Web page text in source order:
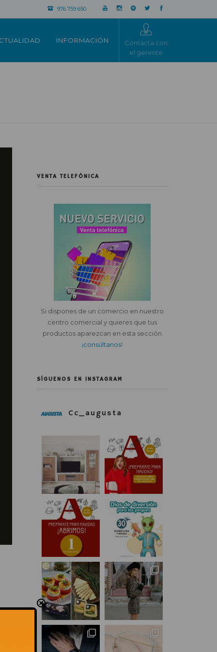
976 759 650
INFORMACIÓN
Contacta con
el gerente
VENTA TELEFÓNICA
Si dispones de un comercio en nuestro
centro comercial y quieres que tus
productos aparezcan en esta sección
¡consúltanos!
SÍGUENOS EN INSTAGRAM
Cc_augusta